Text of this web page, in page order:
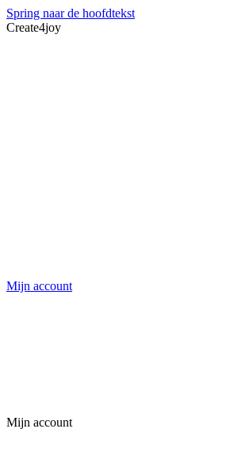
Spring naar de hoofdtekst
Create4joy
Mijn account
Mijn account